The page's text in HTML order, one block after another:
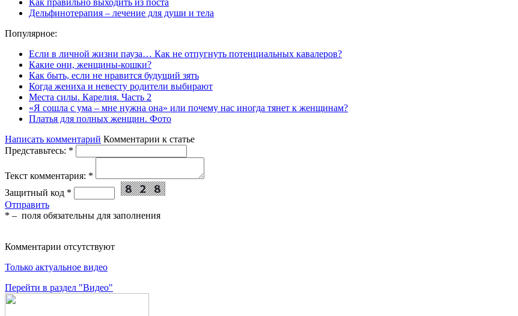
Дельфинотерапия – лечение для души и тела
Популярное:
Если в личной жизни пауза… Как не отпугнуть потенциальных кавалеров?
Какие они, женщины-кошки?
Как быть, если не нравится будущий зять
Когда жениха и невесту родители выбирают
Места силы. Карелия. Часть 2
«Я сошла с ума – мне нужна она» или почему нас иногда тянет к женщинам?
Платья для полных женщин. Фото
Написать комментарий Комментарии к статье
Представьтесь: *
Текст комментария: *
Защитный код *
Отправить
* – поля обязательны для заполнения
Комментарии отсутствуют
Только актуальное видео
Перейти в раздел "Видео"